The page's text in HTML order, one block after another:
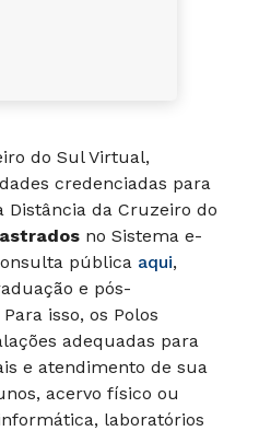
do Sul Virtual,
credenciadas para
Distância da Cruzeiro do
no Sistema e-
pública aqui,
e pós-
isso, os Polos
adequadas para
e atendimento de sua
acervo físico ou
laboratórios